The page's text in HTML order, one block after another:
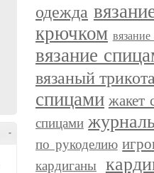
-
одежда
крючком
вязание
вязаный
спицами жакет
спицами
по рукоделию
кардиганы